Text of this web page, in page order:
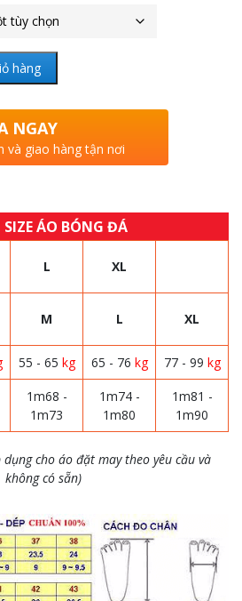
hàng
NGAY
và giao hàng tận nơi
SIZE ÁO BÓNG ĐÁ
L XL
M L XL
55 - 65 kg 65 - 76 kg 77 - 99 kg
1m68 -
1m73
1m74 -
1m80
1m81 -
1m90
dụng cho áo đặt may theo yêu cầu và
không có sẵn)